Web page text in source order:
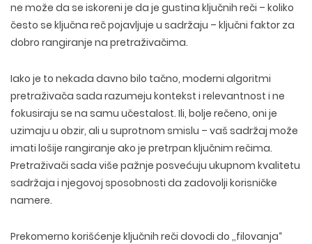
ne može da se iskoreni je da je gustina ključnih reči – koliko
često se ključna reč pojavljuje u sadržaju – ključni faktor za
dobro rangiranje na pretraživačima.
Iako je to nekada davno bilo tačno, moderni algoritmi
pretraživača sada razumeju kontekst i relevantnost i ne
fokusiraju se na samu učestalost. Ili, bolje rečeno, oni je
uzimaju u obzir, ali u suprotnom smislu – vaš sadržaj može
imati lošije rangiranje ako je pretrpan ključnim rečima.
Pretraživači sada više pažnje posvećuju ukupnom kvalitetu
sadržaja i njegovoj sposobnosti da zadovolji korisničke
namere.
Prekomerno korišćenje ključnih reči dovodi do ‚‚filovanja“